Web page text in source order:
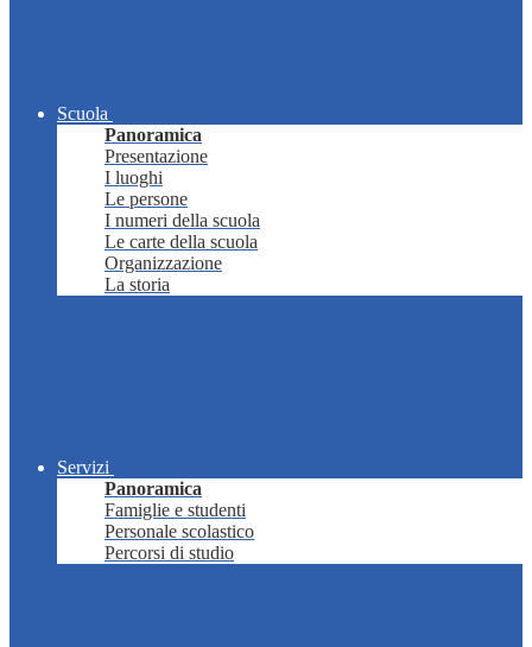
Scuola
Panoramica
Presentazione
I luoghi
Le persone
I numeri della scuola
Le carte della scuola
Organizzazione
La storia
Servizi
Panoramica
Famiglie e studenti
Personale scolastico
Percorsi di studio